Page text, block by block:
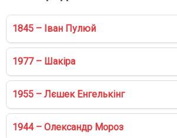
1845 – Іван Пулюй
1977 – Шакіра
1955 – Лєшек Енгелькінг
1944 – Олександр Мороз